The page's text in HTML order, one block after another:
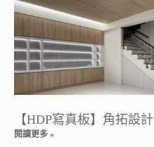
【HDP寫真板】角拓設計
閱讀更多 »